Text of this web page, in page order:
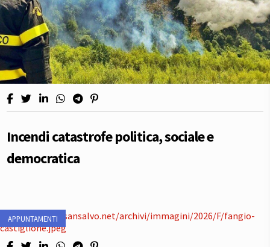
Incendi catastrofe politica, sociale e
democratica
APPUNTAMENTI